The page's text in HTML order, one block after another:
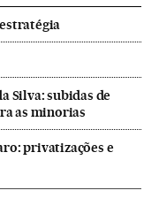
Silva: subidas de
as minorias
privatizações e